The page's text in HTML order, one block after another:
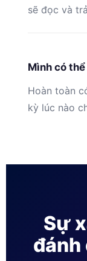
sẽ đọc và
Mình có
Hoàn toàn
kỳ lúc nào
Sự
đánh